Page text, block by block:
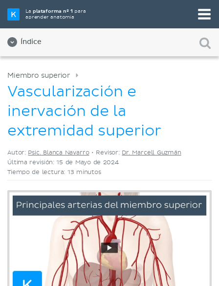
Laplataforma nº 1 para
aprender anatomía
Índice
Elige tu herramienta de estudio favorita
Videos
Miembro superior
Vascularización e
inervación de la
extremidad superior
Autor: Psic. Blanca Navarro• Revisor: Dr. Marcell Guzmán
Última revisión: 15 de Mayo de 2024
Tiempo de lectura: 13 minutos